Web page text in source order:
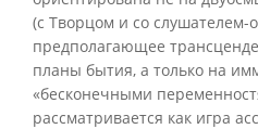
(с Творцом и со слушателем-
предполагающее
планы бытия, а только на
«бесконечными
рассматривается как игра